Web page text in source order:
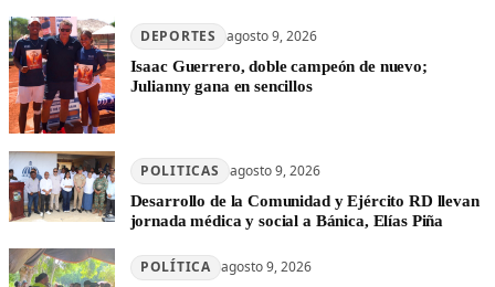
DEPORTES agosto 9, 2026
Isaac Guerrero, doble campeón de nuevo;
Julianny gana en sencillos
POLITICAS agosto 9, 2026
Desarrollo de la Comunidad y Ejército RD llevan
jornada médica y social a Bánica, Elías Piña
POLÍTICA agosto 9, 2026